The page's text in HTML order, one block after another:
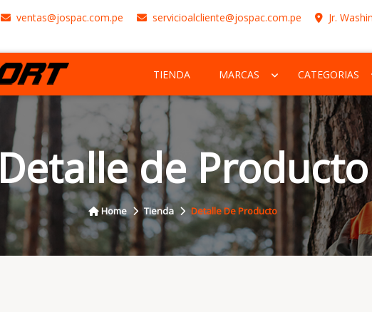
ventas@jospac.com.pe servicioalcliente@jospac.com.pe
Jr.
TIENDA MARCAS CATEGORIAS
Detalle de Producto
Home Tienda Detalle De Producto